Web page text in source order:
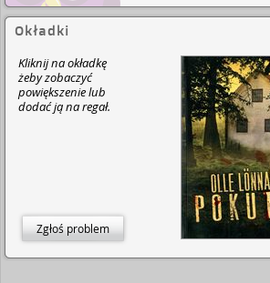
Okładki
Kliknij na okładkę
żeby zobaczyć
powiększenie lub
dodać ją na regał.
Zgłoś problem